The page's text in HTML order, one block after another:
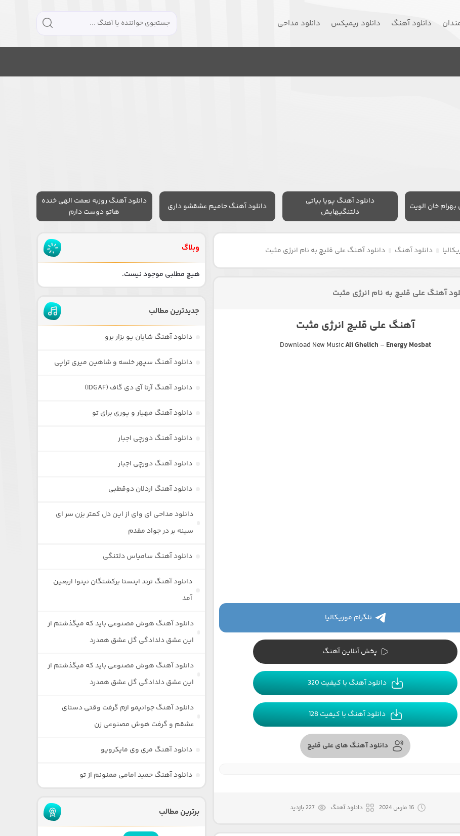
دانلود آهنگ دانلود ریمیکس دانلود مداحی
خان الویت
دانلود آهنگ پویا بیاتی
دلتنگیهایش
دانلود آهنگ حامیم عشقشو داری
دانلود آهنگ روزبه نعمت الهی خنده
هاتو دوست دارم
دانلود آهنگ دانلود آهنگ علی قلیچ به نام انرژی مثبت
آهنگ علی قلیچ به نام انرژی مثبت
آهنگ علی قلیچ انرژی مثبت
Download New MusicAli Ghelich – Energy Mosbat
تلگرام موزیکالیا
پخش آنلاین آهنگ
دانلود آهنگ با کیفیت 320
دانلود آهنگ با کیفیت 128
دانلود آهنگ های علی قلیچ
16 مارس 2024 دانلود آهنگ 227 بازدید
وبلاگ
هیچ مطلبی موجود نیست.
جدیدترین مطالب
دانلود آهنگ شایان یو بزار برو
دانلود آهنگ سپهر خلسه و شاهین میری تراپی
دانلود آهنگ آرتا آی دی گاف (IDGAF)
دانلود آهنگ مهیار و پوری برای تو
دانلود آهنگ دورچی اجبار
دانلود آهنگ دورچی اجبار
دانلود آهنگ اردلان دوقطبی
دانلود مداحی ای وای از این دل کمتر بزن سر ای
سینه بر در جواد مقدم
دانلود آهنگ سامیاس دلتنگی
دانلود آهنگ ترند اینستا برکشتگان نینوا اربعین
آمد
دانلود آهنگ هوش مصنوعی باید که میگذشتم از
این عشق دلدادگی گل عشق همدرد
دانلود آهنگ هوش مصنوعی باید که میگذشتم از
این عشق دلدادگی گل عشق همدرد
دانلود آهنگ جوانیمو ازم گرفت وقتی دستای
عشقم و گرفت هوش مصنوعی زن
دانلود آهنگ مری وی مایکرویو
دانلود آهنگ حمید امامی ممنونم از تو
برترین مطالب